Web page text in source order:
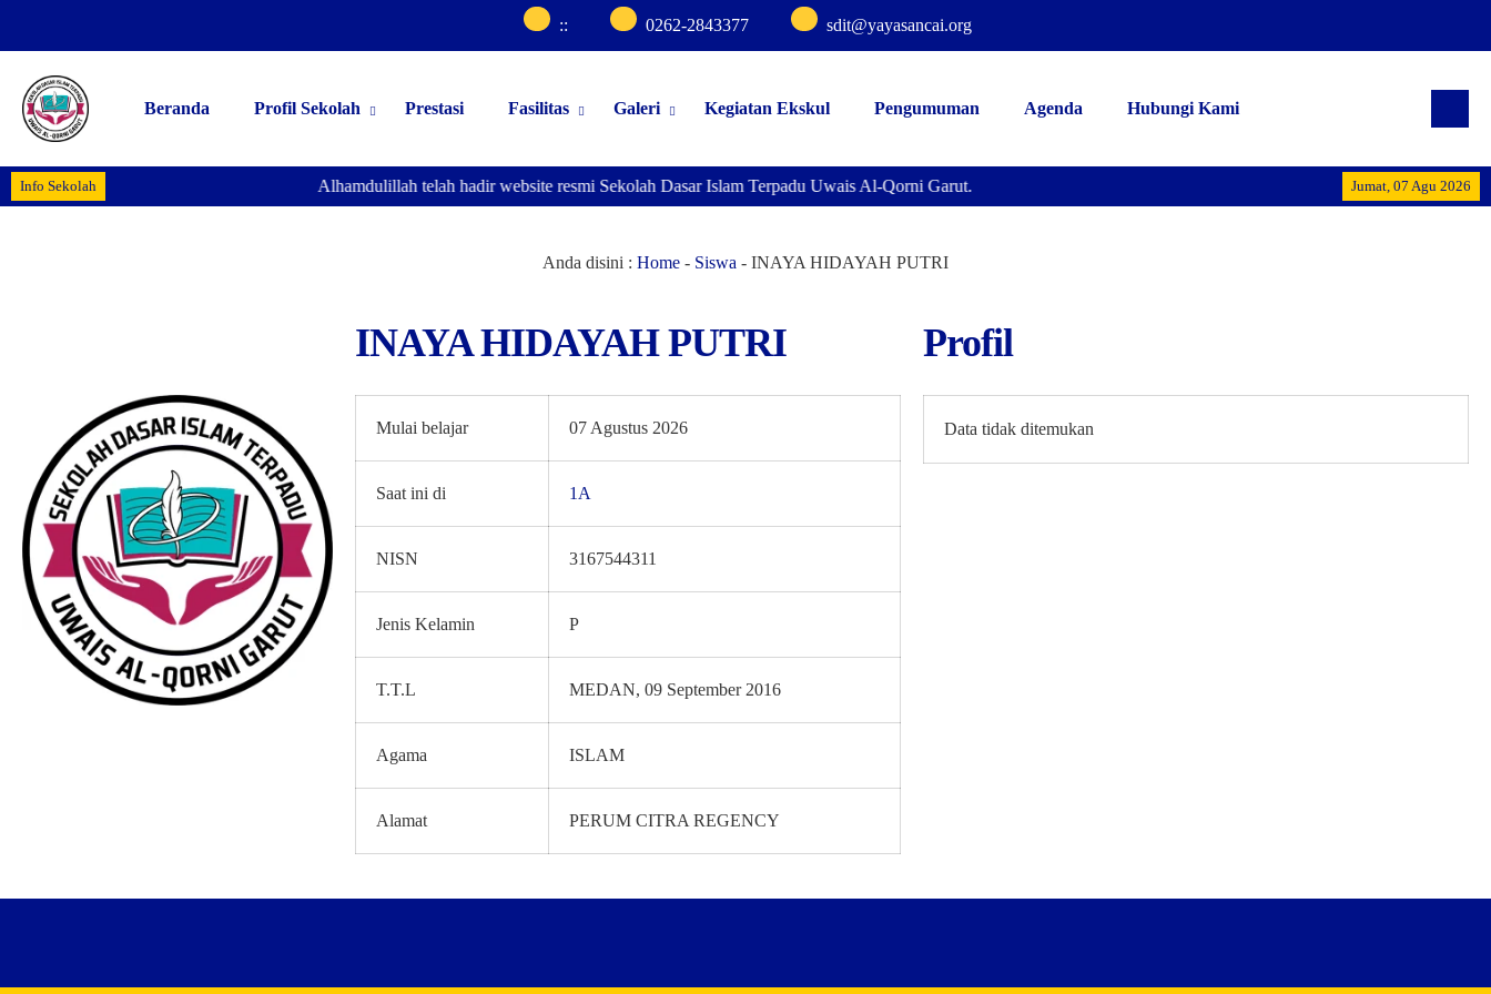
:: 0262-2843377 sdit@yayasancai.org
Beranda Profil Sekolah Prestasi Fasilitas Galeri Kegiatan Ekskul Pengumuman Agenda Hubungi Kami
Info Sekolah Jumat, 07 Agu 2026
Alhamdulillah telah hadir website resmi Sekolah Dasar Islam Terpadu Uwais Al-Qorni Garut.
Anda disini : Home - Siswa - INAYA HIDAYAH PUTRI
INAYA HIDAYAH PUTRI
Mulai belajar 07 Agustus 2026
Saat ini di 1A
NISN 3167544311
Jenis Kelamin P
T.T.L MEDAN, 09 September 2016
Agama ISLAM
Alamat PERUM CITRA REGENCY
Profil
Data tidak ditemukan